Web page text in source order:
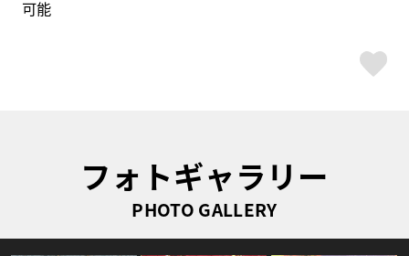
可能
フォトギャラリー
PHOTO GALLERY